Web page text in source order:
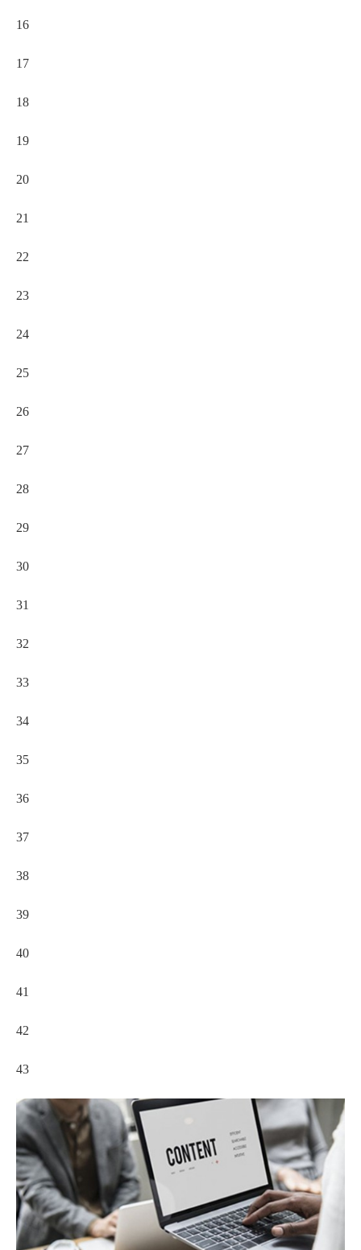
16
17
18
19
20
21
22
23
24
25
26
27
28
29
30
31
32
33
34
35
36
37
38
39
40
41
42
43